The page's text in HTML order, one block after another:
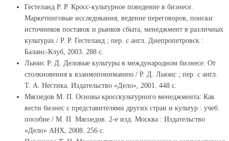
Гестеланд Р. Р. Кросс-культурное поведение в бизнесе.
Маркетинговые исследования, ведение переговоров, поиски
источников поставок и рынков сбыта, менеджмент в различных
культурах / Р. Р. Гестеланд ; пер. с англ. Днепропетровск :
Баланс-Клуб, 2003. 288 с.
Льюис Р. Д. Деловые культуры в международном бизнесе: От
столкновения к взаимопониманию / Р. Д. Льюис ; пер. с англ.
Т. А. Нестика. Издательство «Дело», 2001. 448 с.
Мясоедов М. П. Основы кросскультурного менеджмента: Как
вести бизнес с представителями других стран и культур : учеб.
пособие / М. П. Мясоедов. 2-е изд. Москва : Издательство
«Дело» АНХ, 2008. 256 с.